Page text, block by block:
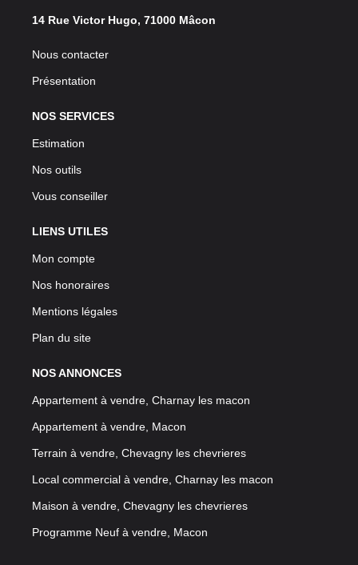
14 Rue Victor Hugo, 71000 Mâcon
Nous contacter
Présentation
NOS SERVICES
Estimation
Nos outils
Vous conseiller
LIENS UTILES
Mon compte
Nos honoraires
Mentions légales
Plan du site
NOS ANNONCES
Appartement à vendre, Charnay les macon
Appartement à vendre, Macon
Terrain à vendre, Chevagny les chevrieres
Local commercial à vendre, Charnay les macon
Maison à vendre, Chevagny les chevrieres
Programme Neuf à vendre, Macon